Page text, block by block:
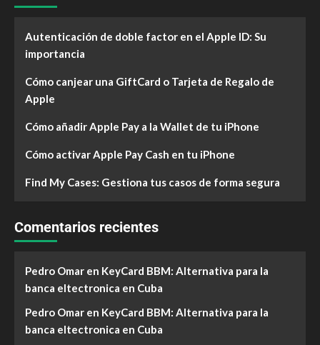
Autenticación de doble factor en el Apple ID: Su
importancia
Cómo canjear una GiftCard o Tarjeta de Regalo de
Apple
Cómo añadir Apple Pay a la Wallet de tu iPhone
Cómo activar Apple Pay Cash en tu iPhone
Find My Cases: Gestiona tus casos de forma segura
Comentarios recientes
Pedro Omar en KeyCard BBM: Alternativa para la
banca eltectronica en Cuba
Pedro Omar en KeyCard BBM: Alternativa para la
banca eltectronica en Cuba